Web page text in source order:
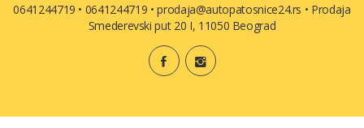
0641244719 • 0641244719 •prodaja@autopatosnice24.rs • Prodaja
Smederevski put 20 I, 11050 Beograd